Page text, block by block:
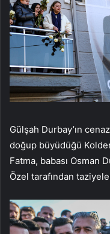
Gülşah Durbay’ın
doğup büyüdüğü
Fatma, babası Osman
Özel tarafından